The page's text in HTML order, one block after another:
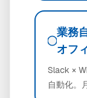
業務
オフ
Slack ×
自動化。